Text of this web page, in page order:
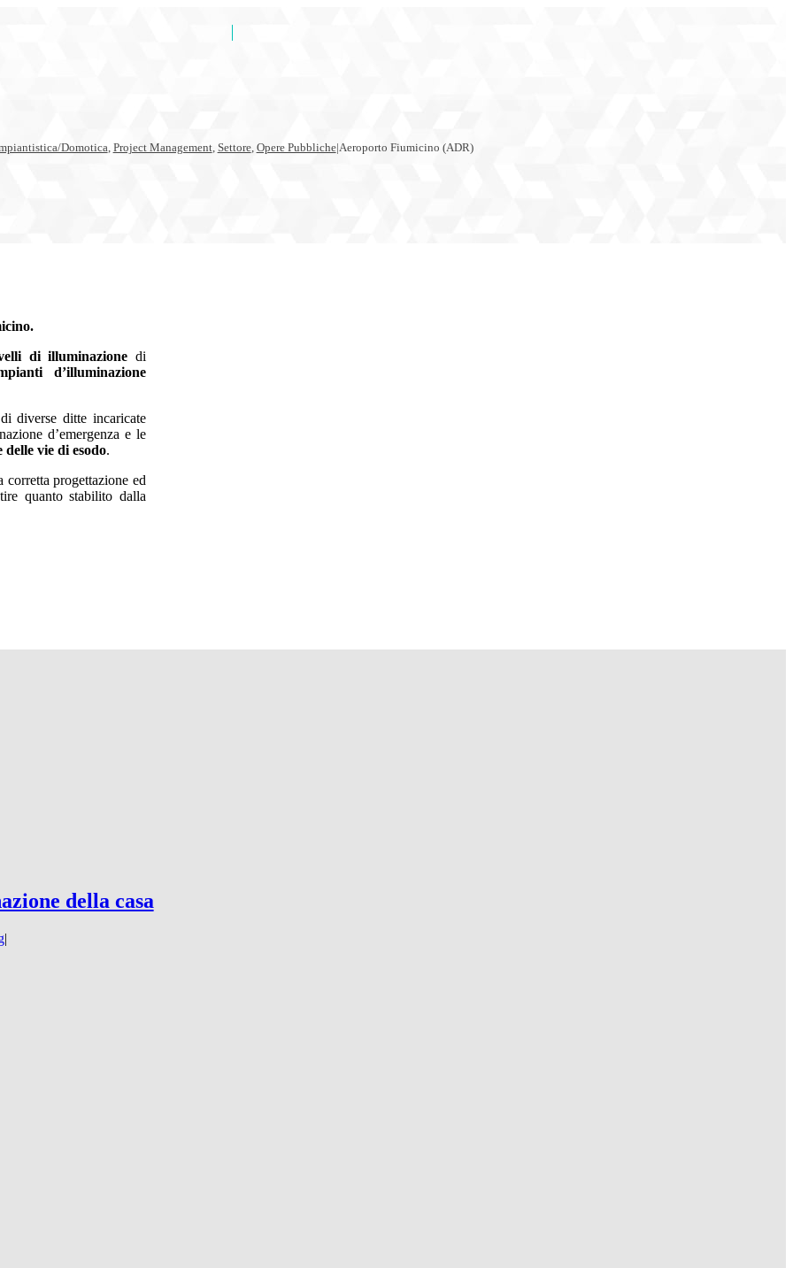
Domotica Project Management, Settore, Opere Pubbliche|Aeroporto Fiumicino (ADR)
di illuminazione di
d’illuminazione
diverse ditte incaricate
d’emergenza e le
vie di esodo.
corretta progettazione ed
quanto stabilito dalla
della casa
|